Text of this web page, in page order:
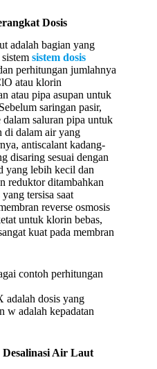
Dosis
adalah bagian yang
sistem dosis
perhitungan jumlahnya
atau klorin
atau pipa asupan untuk
saringan pasir,
saluran pipa untuk
di dalam air yang
antiscalant kadang-
disaring sesuai dengan
yang lebih kecil dan
reduktor ditambahkan
tersisa saat
reverse osmosis
untuk klorin bebas,
kuat pada membran
contoh perhitungan
adalah dosis yang
w adalah kepadatan
Air Laut